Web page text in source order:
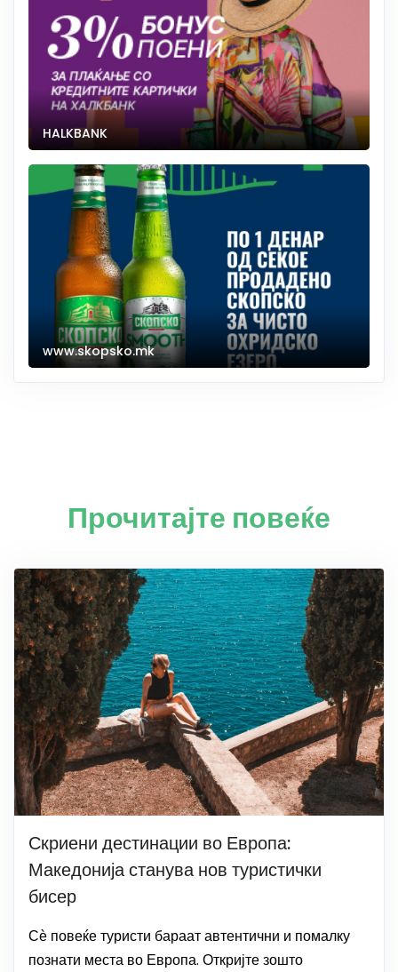
HALKBANK
www.skopsko.mk
Прочитајте повеќе
Скриени дестинации во Европа:
Македонија станува нов туристички
бисер
Сѐ повеќе туристи бараат автентични и помалку
познати места во Европа. Откријте зошто